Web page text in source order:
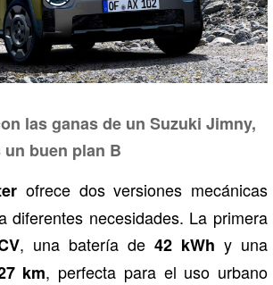
las ganas de un Suzuki Jimny,
buen plan B
ofrece dos versiones mecánicas
diferentes necesidades. La primera
, una batería de 42 kWh y una
km, perfecta para el uso urbano